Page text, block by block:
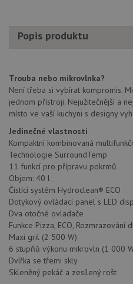
Popis produktu
Trouba nebo mikrovlnka?
Není třeba si vybírat kompromis.
jednom přístroji. Nejužitečnější a
místo ve vaší kuchyni s designy
Jedinečné vlastnosti
Kompaktní kombinovaná
Technologie SurroundTemp
11 funkcí pro přípravu pokrmů
Objem: 40 l
Čistící systém Hydroclean® ECO
Dotykový ovládací panel s LED
Dva otočné ovladače
Funkce Pizza, ECO, Rozmrazování
Maxi gril (2 500 W)
6 stupňů výkonu mikrovln (1 000
Dvířka se třemi skly
Skleněný pekáč a zesílený rošt